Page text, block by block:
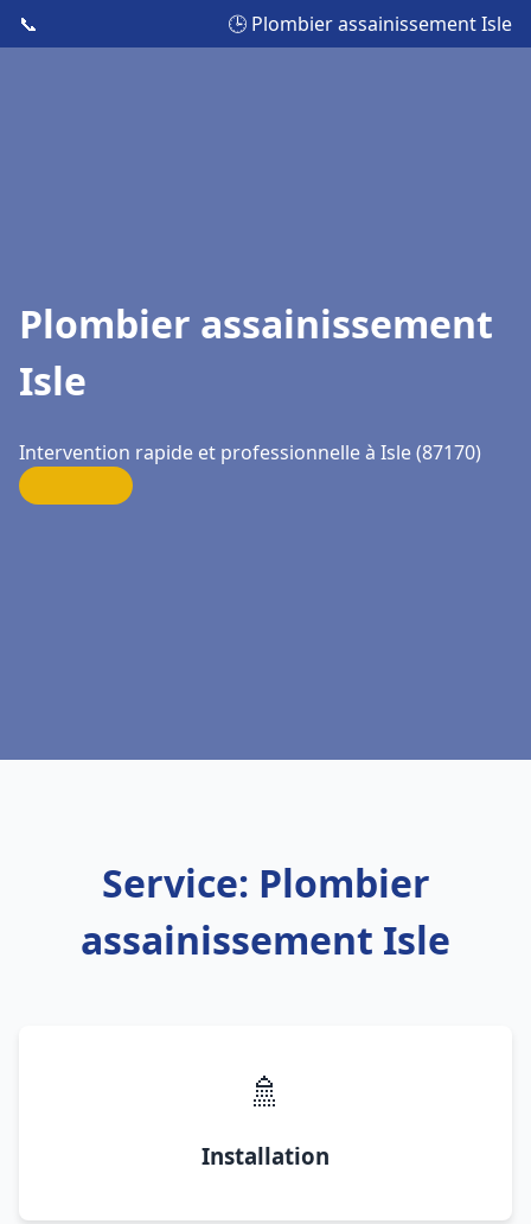
📞 🕒 Plombier assainissement Isle
Plombier assainissement
Isle
Intervention rapide et professionnelle à Isle (87170)
Service: Plombier
assainissement Isle
🚿
Installation